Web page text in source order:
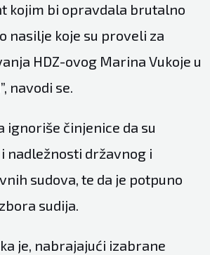
kojim bi opravdala brutalno
nasilje koje su proveli za
HDZ-ovog Marina Vukoje u
navodi se.
ignoriše činjenice da su
nadležnosti državnog i
sudova, te da je potpuno
sudija.
je, nabrajajući izabrane